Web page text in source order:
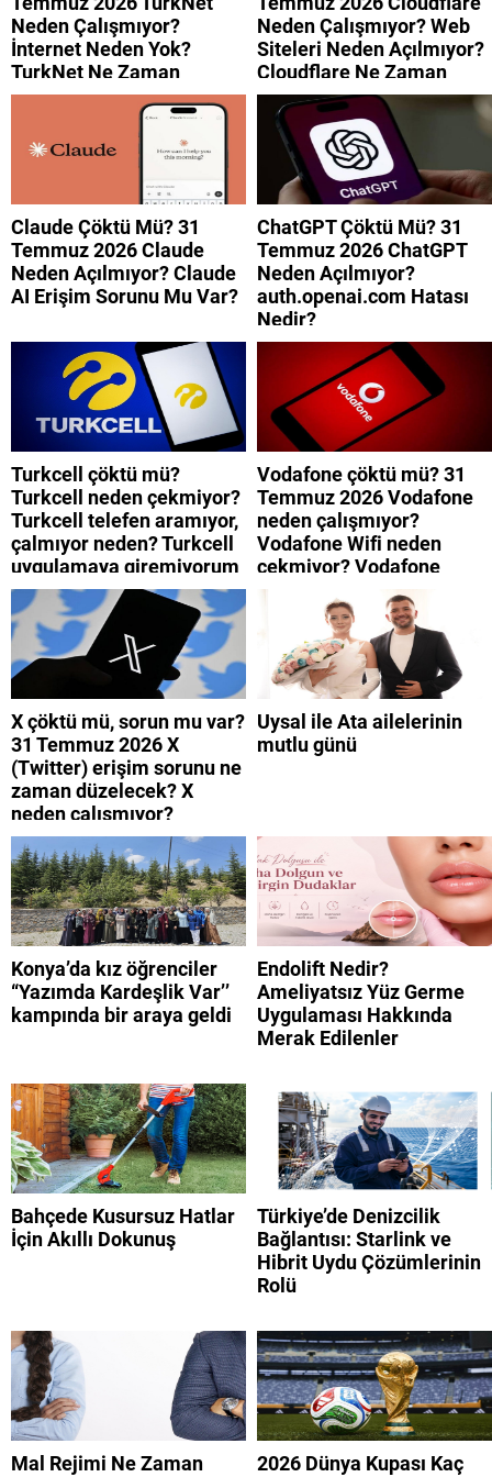
Neden Çalışmıyor?
İnternet Neden Yok?
TurkNet Ne Zaman
Düzelecek?
Neden Çalışmıyor? Web
Siteleri Neden Açılmıyor?
Cloudflare Ne Zaman
Düzelecek?
Claude Çöktü Mü? 31
Temmuz 2026 Claude
Neden Açılmıyor? Claude
AI Erişim Sorunu Mu Var?
ChatGPT Çöktü Mü? 31
Temmuz 2026 ChatGPT
Neden Açılmıyor?
auth.openai.com Hatası
Nedir?
Turkcell çöktü mü?
Turkcell neden çekmiyor?
Turkcell telefen aramıyor,
çalmıyor neden? Turkcell
uygulamaya giremiyorum
neden? Turkcell internet
neden yavaş?
Vodafone çöktü mü? 31
Temmuz 2026 Vodafone
neden çalışmıyor?
Vodafone Wifi neden
çekmiyor? Vodafone
mobil uygulamaya neden
giremiyorum?
X çöktü mü, sorun mu var?
31 Temmuz 2026 X
(Twitter) erişim sorunu ne
zaman düzelecek? X
neden çalışmıyor?
Uysal ile Ata ailelerinin
mutlu günü
Konya’da kız öğrenciler
“Yazımda Kardeşlik Var’’
kampında bir araya geldi
Endolift Nedir?
Ameliyatsız Yüz Germe
Uygulaması Hakkında
Merak Edilenler
Bahçede Kusursuz Hatlar
İçin Akıllı Dokunuş
Türkiye’de Denizcilik
Bağlantısı: Starlink ve
Hibrit Uydu Çözümlerinin
Rolü
Mal Rejimi Ne Zaman
2026 Dünya Kupası Kaç